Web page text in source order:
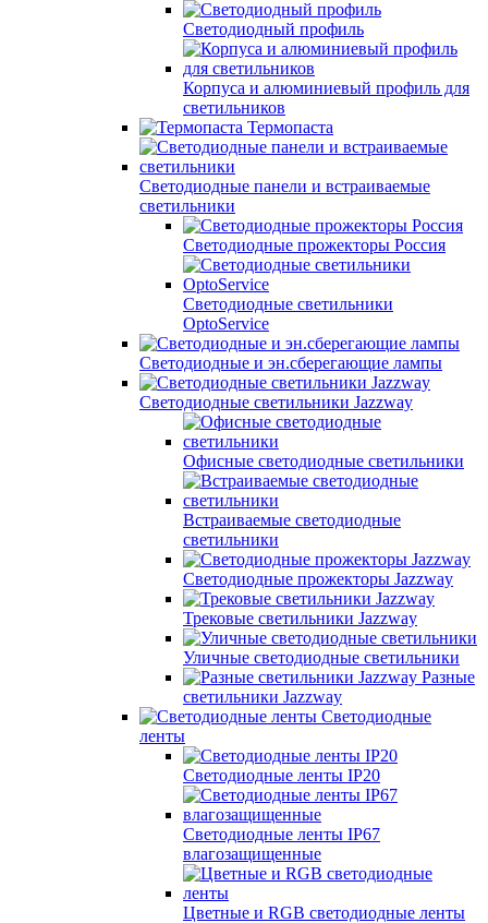
Светодиодный профиль
Корпуса и алюминиевый профиль для
светильников
Термопаста
Светодиодные панели и встраиваемые
светильники
Светодиодные прожекторы Россия
Светодиодные светильники
OptoService
Светодиодные и эн.сберегающие лампы
Светодиодные светильники Jazzway
Офисные светодиодные светильники
Встраиваемые светодиодные
светильники
Светодиодные прожекторы Jazzway
Трековые светильники Jazzway
Уличные светодиодные светильники
Разные
светильники Jazzway
Светодиодные
ленты
Светодиодные ленты IP20
Светодиодные ленты IP67
влагозащищенные
Цветные и RGB светодиодные ленты